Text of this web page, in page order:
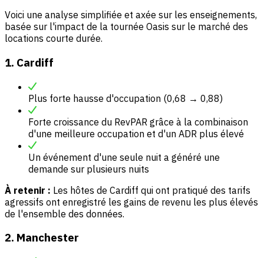
Voici une analyse simplifiée et axée sur les enseignements,
basée sur l'impact de la tournée Oasis sur le marché des
locations courte durée.
1. Cardiff
Plus forte hausse d'occupation (0,68 → 0,88)
Forte croissance du RevPAR grâce à la combinaison
d'une meilleure occupation et d'un ADR plus élevé
Un événement d'une seule nuit a généré une
demande sur plusieurs nuits
À retenir : Les hôtes de Cardiff qui ont pratiqué des tarifs
agressifs ont enregistré les gains de revenu les plus élevés
de l'ensemble des données.
2. Manchester